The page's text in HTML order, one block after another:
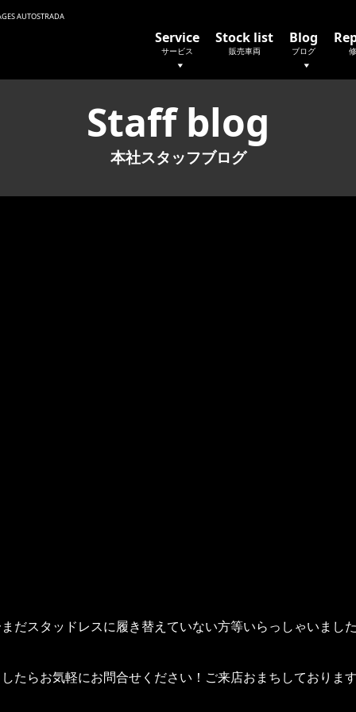
AUTOSTRADA
Service
サービス
Stock list
販売車両
Blog
ブログ
Staff blog
本社スタッフブログ
だスタッドレスに履き替えていない方等いらっしゃいまし
たらお気軽にお問合せください！ご来店おまちしておりま